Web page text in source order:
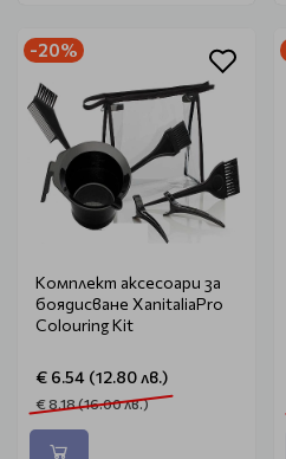
-20%
Комплект аксесоари за
боядисване XanitaliaPro
Colouring Kit
€ 6.54 (12.80 лв.)
€ 8.18 (16.00 лв.)